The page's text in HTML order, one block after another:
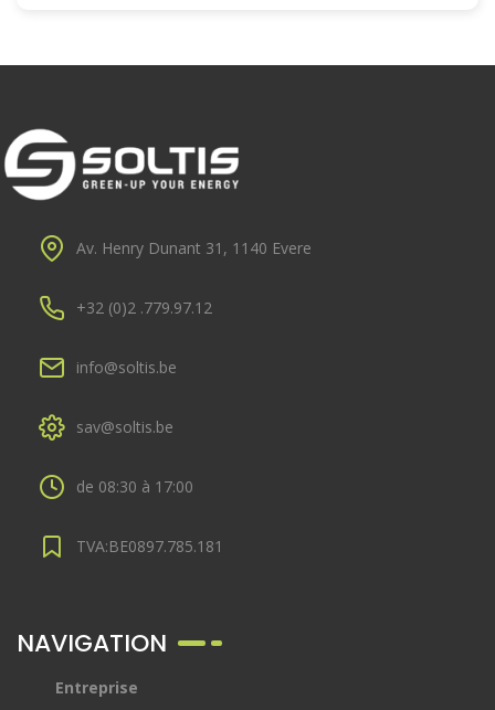
Av. Henry Dunant 31, 1140 Evere
+32 (0)2 .779.97.12
info@soltis.be
sav@soltis.be
de 08:30 à 17:00
TVA:BE0897.785.181
NAVIGATION
Entreprise